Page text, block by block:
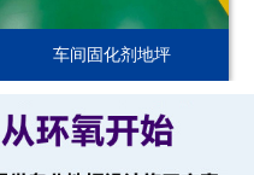
车间固化剂地坪